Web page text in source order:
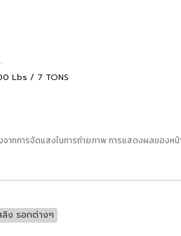
Lbs / 7 TONS
จากการจัดแสงในการถ่ายภาพ การแสดงผลขอ
ลิง รอกต่างๆ